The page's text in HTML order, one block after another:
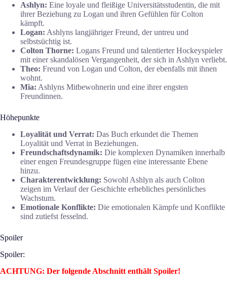
Ashlyn: Eine loyale und fleißige Universitätsstudentin, die mit
ihrer Beziehung zu Logan und ihren Gefühlen für Colton
kämpft.
Logan: Ashlyns langjähriger Freund, der untreu und
selbstsüchtig ist.
Colton Thorne: Logans Freund und talentierter Hockeyspieler
mit einer skandalösen Vergangenheit, der sich in Ashlyn verliebt.
Theo: Freund von Logan und Colton, der ebenfalls mit ihnen
wohnt.
Mia: Ashlyns Mitbewohnerin und eine ihrer engsten
Freundinnen.
Höhepunkte
Loyalität und Verrat: Das Buch erkundet die Themen
Loyalität und Verrat in Beziehungen.
Freundschaftsdynamik: Die komplexen Dynamiken innerhalb
einer engen Freundesgruppe fügen eine interessante Ebene
hinzu.
Charakterentwicklung: Sowohl Ashlyn als auch Colton
zeigen im Verlauf der Geschichte erhebliches persönliches
Wachstum.
Emotionale Konflikte: Die emotionalen Kämpfe und Konflikte
sind zutiefst fesselnd.
Spoiler
Spoiler:
ACHTUNG: Der folgende Abschnitt enthält Spoiler!